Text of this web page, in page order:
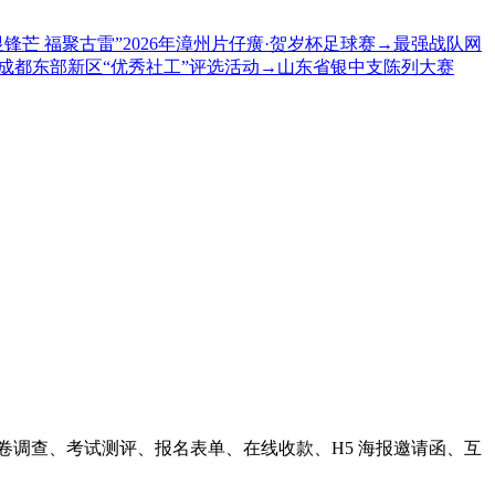
锋芒 福聚古雷”2026年漳州片仔癀·贺岁杯足球赛 →最强战队网
都东部新区“优秀社工”评选活动 → 山东省银中支陈列大赛
查、考试测评、报名表单、在线收款、H5 海报邀请函、互